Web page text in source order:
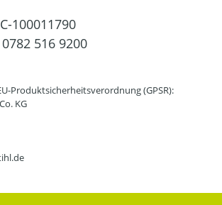
100011790
0782 516 9200
Produktsicherheitsverordnung (GPSR):
KG